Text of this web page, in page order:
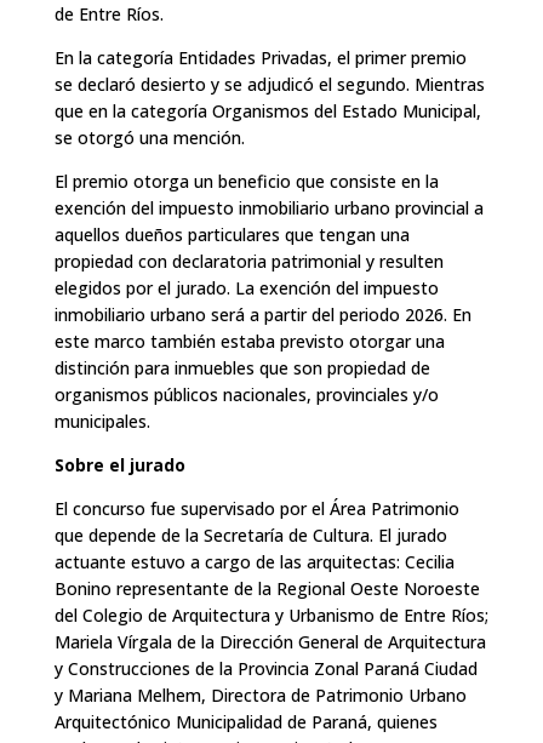
de Entre Ríos.
En la categoría Entidades Privadas, el primer premio
se declaró desierto y se adjudicó el segundo. Mientras
que en la categoría Organismos del Estado Municipal,
se otorgó una mención.
El premio otorga un beneficio que consiste en la
exención del impuesto inmobiliario urbano provincial a
aquellos dueños particulares que tengan una
propiedad con declaratoria patrimonial y resulten
elegidos por el jurado. La exención del impuesto
inmobiliario urbano será a partir del periodo 2026. En
este marco también estaba previsto otorgar una
distinción para inmuebles que son propiedad de
organismos públicos nacionales, provinciales y/o
municipales.
Sobre el jurado
El concurso fue supervisado por el Área Patrimonio
que depende de la Secretaría de Cultura. El jurado
actuante estuvo a cargo de las arquitectas: Cecilia
Bonino representante de la Regional Oeste Noroeste
del Colegio de Arquitectura y Urbanismo de Entre Ríos;
Mariela Vírgala de la Dirección General de Arquitectura
y Construcciones de la Provincia Zonal Paraná Ciudad
y Mariana Melhem, Directora de Patrimonio Urbano
Arquitectónico Municipalidad de Paraná, quienes